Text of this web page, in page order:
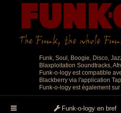
Funk, Soul, Boogie, Disco,
Blaxploitation Soundtracks,
Funk-o-logy est compatible
Blackberry via l'application
Funk-o-logy est également sur
Funk-o-logy en bref